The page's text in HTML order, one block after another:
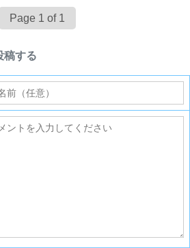
Page 1 of 1
稿する